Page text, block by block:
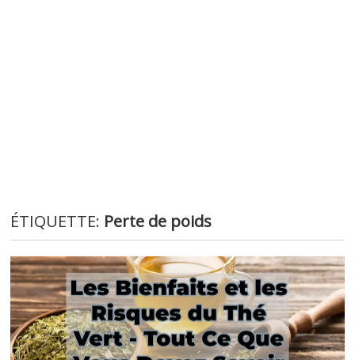
ÉTIQUETTE: Perte de poids